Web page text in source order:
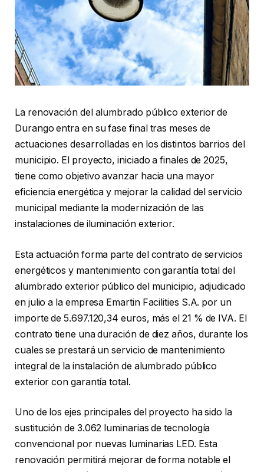
La renovación del alumbrado público exterior de
Durango entra en su fase final tras meses de
actuaciones desarrolladas en los distintos barrios del
municipio. El proyecto, iniciado a finales de 2025,
tiene como objetivo avanzar hacia una mayor
eficiencia energética y mejorar la calidad del servicio
municipal mediante la modernización de las
instalaciones de iluminación exterior.
Esta actuación forma parte del contrato de servicios
energéticos y mantenimiento con garantía total del
alumbrado exterior público del municipio, adjudicado
en julio a la empresa Emartin Facilities S.A. por un
importe de 5.697.120,34 euros, más el 21 % de IVA. El
contrato tiene una duración de diez años, durante los
cuales se prestará un servicio de mantenimiento
integral de la instalación de alumbrado público
exterior con garantía total.
Uno de los ejes principales del proyecto ha sido la
sustitución de 3.062 luminarias de tecnología
convencional por nuevas luminarias LED. Esta
renovación permitirá mejorar de forma notable el